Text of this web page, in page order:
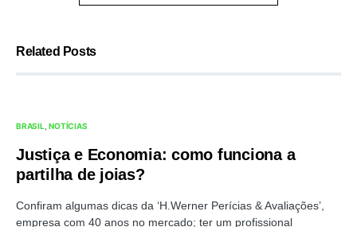
Related Posts
BRASIL NOTÍCIAS
Justiça e Economia: como funciona a
partilha de joias?
Confiram algumas dicas da ‘H.Werner Perícias & Avaliações’,
empresa com 40 anos no mercado; ter um profissional